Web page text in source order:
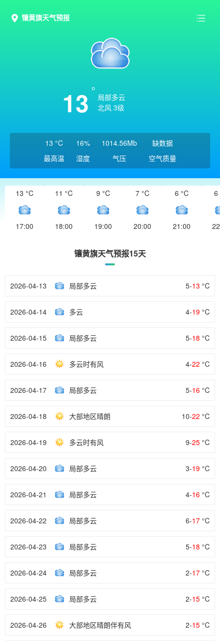
镶黄旗天气预报
13
局部多云
北风 3级
13 °C
最高温
16%
湿度
1014.56Mb
气压
缺数据
空气质量
13 °C
17:00
11 °C
18:00
9 °C
19:00
7 °C
20:00
6 °C
21:00
6
镶黄旗天气预报15天
2026-04-13 局部多云 5-13 °C
2026-04-14 多云 4-19 °C
2026-04-15 局部多云 5-18 °C
2026-04-16 多云时有风 4-22 °C
2026-04-17 局部多云 5-16 °C
2026-04-18 大部地区晴朗 10-22 °C
2026-04-19 多云时有风 9-25 °C
2026-04-20 局部多云 3-19 °C
2026-04-21 局部多云 4-16 °C
2026-04-22 局部多云 6-17 °C
2026-04-23 局部多云 5-18 °C
2026-04-24 局部多云 2-17 °C
2026-04-25 局部多云 2-15 °C
2026-04-26 大部地区晴朗伴有风 2-15 °C